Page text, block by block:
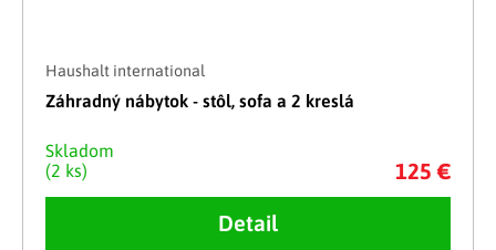
Haushalt international
Záhradný nábytok - stôl, sofa a 2 kreslá
Skladom
(2 ks)
125 €
Detail